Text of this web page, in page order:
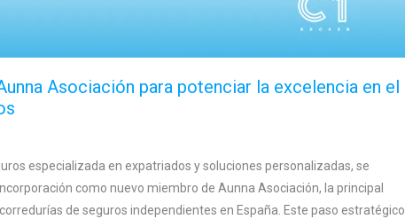
Asociación para potenciar la excelencia en el
especializada en expatriados y soluciones personalizadas, se
como nuevo miembro de Aunna Asociación, la principal
de seguros independientes en España. Este paso estratégico